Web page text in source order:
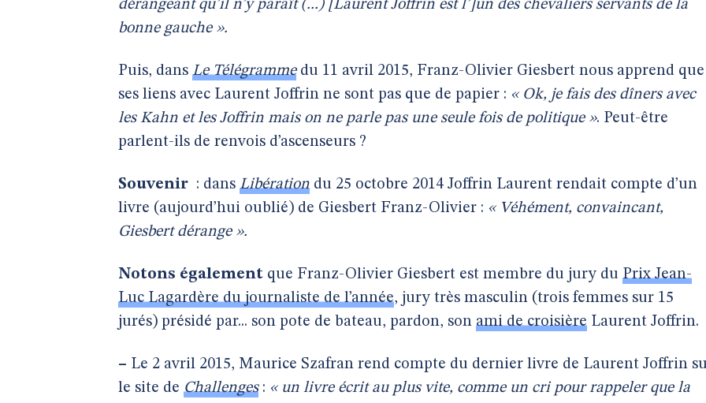
dérangeant qu’il n’y paraît (...) [Laurent Joffrin est l’]un des chevaliers servants de la
bonne gauche ».
Puis, dans Le Télégrammedu 11 avril 2015, Franz-Olivier Giesbert nous apprend que
ses liens avec Laurent Joffrin ne sont pas que de papier : « Ok, je fais des dîners avec
les Kahn et les Joffrin mais on ne parle pas une seule fois de politique ». Peut-être
parlent-ils de renvois d’ascenseurs ?
Souvenir : dans Libération du 25 octobre 2014 Joffrin Laurent rendait compte d’un
livre (aujourd’hui oublié) de Giesbert Franz-Olivier : « Véhément, convaincant,
Giesbert dérange ».
Notons également que Franz-Olivier Giesbert est membre du jury du Prix Jean-
Luc Lagardère du journaliste de l’année, jury très masculin (trois femmes sur 15
jurés) présidé par... son pote de bateau, pardon, son ami de croisière Laurent Joffrin.
– Le 2 avril 2015, Maurice Szafran rend compte du dernier livre de Laurent Joffrin
le site de Challenges: « un livre écrit au plus vite, comme un cri pour rappeler que la